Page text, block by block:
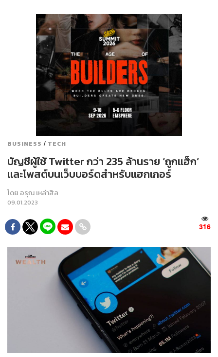
BUSINESS / TECH
บัญชีผู้ใช้ Twitter กว่า 235 ล้านราย ‘ถูกแฮ็ก’
และโพสต์บนเว็บบอร์ดสำหรับแฮกเกอร์
โดย อรุณ เหล่าสิล
09.01.2023
316